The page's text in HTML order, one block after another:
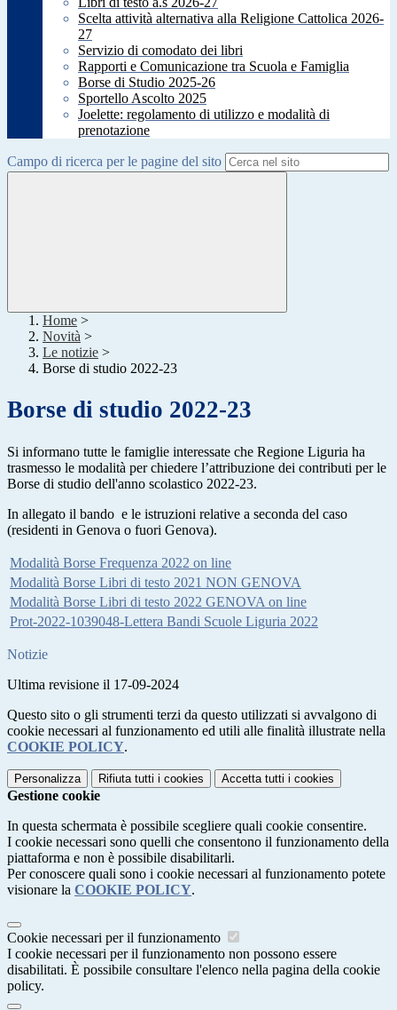
Scelta attività alternativa alla Religione Cattolica 2026-
27
Servizio di comodato dei libri
Rapporti e Comunicazione tra Scuola e Famiglia
Borse di Studio 2025-26
Sportello Ascolto 2025
Joelette: regolamento di utilizzo e modalità di
prenotazione
Campo di ricerca per le pagine del sito
Home >
Novità >
Le notizie >
Borse di studio 2022-23
Borse di studio 2022-23
Si informano tutte le famiglie interessate che Regione Liguria ha
trasmesso le modalità per chiedere l’attribuzione dei contributi per le
Borse di studio dell'anno scolastico 2022-23.
In allegato il bando e le istruzioni relative a seconda del caso
(residenti in Genova o fuori Genova).
Modalità Borse Frequenza 2022 on line
Modalità Borse Libri di testo 2021 NON GENOVA
Modalità Borse Libri di testo 2022 GENOVA on line
Prot-2022-1039048-Lettera Bandi Scuole Liguria 2022
Notizie
Ultima revisione il 17-09-2024
Questo sito o gli strumenti terzi da questo utilizzati si avvalgono di
cookie necessari al funzionamento ed utili alle finalità illustrate nella
COOKIE POLICY.
Personalizza Rifiuta tutti i cookies Accetta tutti i cookies
Gestione cookie
In questa schermata è possibile scegliere quali cookie consentire.
I cookie necessari sono quelli che consentono il funzionamento della
piattaforma e non è possibile disabilitarli.
Per conoscere quali sono i cookie necessari al funzionamento potete
visionare la COOKIE POLICY.
Cookie necessari per il funzionamento
I cookie necessari per il funzionamento non possono essere
disabilitati. È possibile consultare l'elenco nella pagina della cookie
policy.